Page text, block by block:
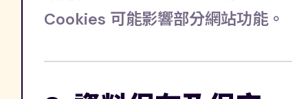
Cookies 可能影響部分網站功能。